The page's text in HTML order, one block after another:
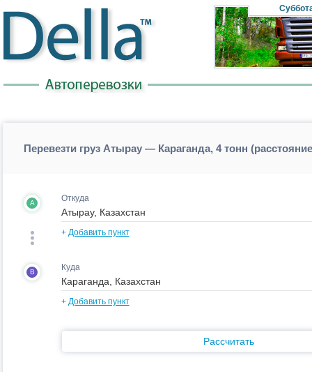
Перевезти груз Атырау — Караганда, 4 тонн
A Откуда
+ Добавить пункт
B Куда
+ Добавить пункт
Рассчитать